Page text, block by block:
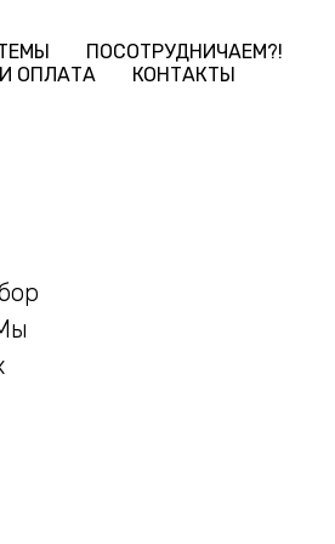
ПОСОТРУДНИЧАЕМ?!
ОПЛАТА КОНТАКТЫ